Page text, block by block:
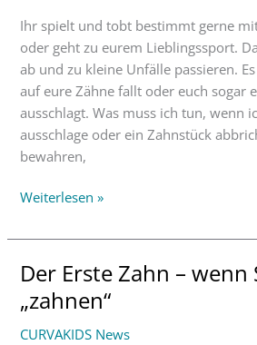
Ihr spielt und tobt bestimmt gerne
oder geht zu eurem Lieblingssport.
ab und zu kleine Unfälle passieren.
auf eure Zähne fallt oder euch sogar
ausschlagt. Was muss ich tun, wenn
ausschlage oder ein Zahnstück
bewahren,
Weiterlesen »
Der Erste Zahn – wenn
„zahnen“
CURVAKIDS News
Der
Zahn
–